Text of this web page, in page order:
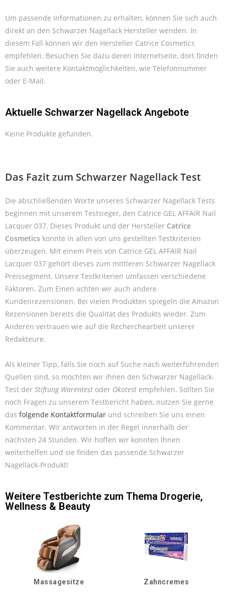
Um passende Informationen zu erhalten, können Sie sich auch
direkt an den Schwarzer Nagellack Hersteller wenden. In
diesem Fall können wir den Hersteller Catrice Cosmetics
empfehlen. Besuchen Sie dazu deren Internetseite, dort finden
Sie auch weitere Kontaktmöglichkeiten, wie Telefonnummer
oder E-Mail.
Aktuelle Schwarzer Nagellack Angebote
Keine Produkte gefunden.
Das Fazit zum Schwarzer Nagellack Test
Die abschließenden Worte unseres Schwarzer Nagellack Tests
beginnen mit unserem Testsieger, den Catrice GEL AFFAIR Nail
Lacquer 037. Dieses Produkt und der Hersteller Catrice
Cosmetics konnte in allen von uns gestellten Testkriterien
überzeugen. Mit einem Preis von Catrice GEL AFFAIR Nail
Lacquer 037 gehört dieses zum mittleren Schwarzer Nagellack
Preissegment. Unsere Testkriterien umfassen verschiedene
Faktoren. Zum Einen achten wir auch andere
Kundenrezensionen. Bei vielen Produkten spiegeln die Amazon
Rezensionen bereits die Qualität des Produkts wieder. Zum
Anderen vertrauen wie auf die Recherchearbeit unserer
Redakteure.
Als kleiner Tipp, falls Sie noch auf Suche nach weiterführenden
Quellen sind, so möchten wir ihnen den Schwarzer Nagellack-
Test der Stiftung Warentest oder Ökotest empfehlen. Sollten Sie
noch Fragen zu unserem Testbericht haben, nutzen Sie gerne
das folgende Kontaktformular und schreiben Sie uns einen
Kommentar. Wir antworten in der Regel innerhalb der
nächsten 24 Stunden. Wir hoffen wir konnten Ihnen
weiterhelfen und sie finden das passende Schwarzer
Nagellack-Produkt!
Weitere Testberichte zum Thema Drogerie,
Wellness & Beauty
Massagesitze Zahncremes